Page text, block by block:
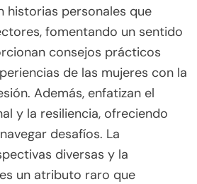
historias personales que
fomentando un sentido
consejos prácticos
de las mujeres con la
Además, enfatizan el
y la resiliencia, ofreciendo
desafíos. La
diversas y la
un atributo raro que